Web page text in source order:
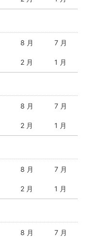
8 月 7 月
2 月 1 月
8 月 7 月
2 月 1 月
8 月 7 月
2 月 1 月
8 月 7 月